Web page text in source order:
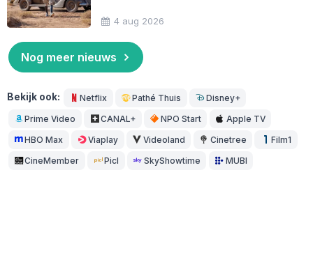
4 aug 2026
Nog meer nieuws
Bekijk ook: Netflix Pathé Thuis Disney+
Prime Video CANAL+ NPO Start Apple TV
HBO Max Viaplay Videoland Cinetree Film1
CineMember Picl SkyShowtime MUBI